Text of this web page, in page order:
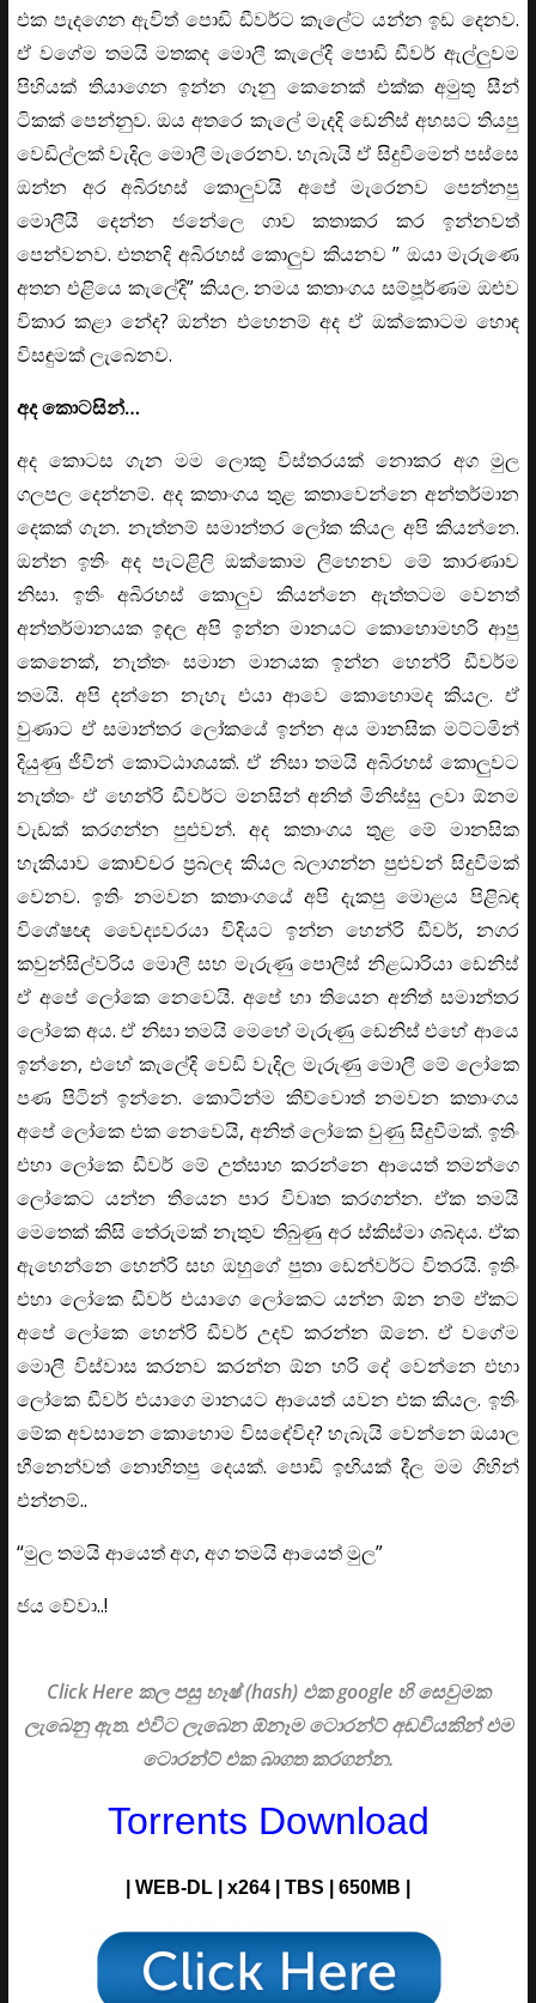
එක පැදගෙන ඇවිත් පොඩි ඩීවර්ට කැලේට යන්න ඉඩ දෙනව.
ඒ වගේම තමයි මතකද මොලී කැලේදි පොඩි ඩීවර් ඇල්ලුවම
පිහියක් තියාගෙන ඉන්න ගෑනු කෙනෙක් එක්ක අමුතු සීන්
ටිකක් පෙන්නුව. ඔය අතරෙ කැලේ මැදදි ඩෙනිස් අහසට තියපු
වෙඩිල්ලක් වැදිල මොලී මැරෙනව. හැබැයි ඒ සිදුවීමෙන් පස්සෙ
ඔන්න අර අබිරහස් කොලුවයි අපේ මැරෙනව පෙන්නපු
මොලීයි දෙන්න ජනේලෙ ගාව කතාකර කර ඉන්නවත්
පෙන්වනව. එතනදි අබිරහස් කොලුව කියනව ” ඔයා මැරුණෙ
අතන එළියෙ කැලේදි” කියල. නමය කතාංගය සම්පූර්ණම ඔළුව
විකාර කළා නේද? ඔන්න එහෙනම් අද ඒ ඔක්කොටම හොඳ
විසඳුමක් ලැබෙනව.
අද කොටසින්…
අද කොටස ගැන මම ලොකු විස්තරයක් නොකර අග මුල
ගලපල දෙන්නම්. අද කතාංගය තුළ කතාවෙන්නෙ අන්තර්මාන
දෙකක් ගැන. නැත්නම් සමාන්තර ලෝක කියල අපි කියන්නෙ.
ඔන්න ඉතිං අද පැටළිලි ඔක්කොම ලිහෙනව මේ කාරණාව
නිසා. ඉතිං අබිරහස් කොලුව කියන්නෙ ඇත්තටම වෙනත්
අන්‍තර්මානයක ඉඳල අපි ඉන්න මානයට කොහොමහරි ආපු
කෙනෙක්, නැත්තං සමාන මානයක ඉන්න හෙන්රි ඩීවර්ම
තමයි. අපි දන්නෙ නැහැ එයා ආවෙ කොහොමද කියල. ඒ
වුණාට ඒ සමාන්තර ලෝකයේ ඉන්න අය මානසික මට්ටමින්
දියුණු ජීවීන් කොට්ඨාශයක්. ඒ නිසා තමයි අබිරහස් කොලුවට
නැත්තං ඒ හෙන්රි ඩීවර්ට මනසින් අනිත් මිනිස්සු ලවා ඕනම
වැඩක් කරගන්න පුළුවන්. අද කතාංගය තුළ මේ මානසික
හැකියාව කොච්චර ප්‍රබලද කියල බලාගන්න පුළුවන් සිදුවීමක්
වෙනව. ඉතිං නමවන කතාංගයේ අපි දැකපු මොළය පිළිබඳ
විශේෂඥ වෛද්‍යවරයා විදියට ඉන්න හෙන්රි ඩීවර්, නගර
කවුන්සිල්වරිය මොලී සහ මැරුණු පොලිස් නිළධාරියා ඩෙනිස්
ඒ අපේ ලෝකෙ නෙවෙයි. අපේ හා තියෙන අනිත් සමාන්තර
ලෝකෙ අය. ඒ නිසා තමයි මෙහේ මැරුණු ඩෙනිස් එහේ ආයෙ
ඉන්නෙ, එහේ කැලේදි වෙඩි වැදිල මැරුණු මොලී මේ ලෝකෙ
පණ පිටින් ඉන්නෙ. කොටින්ම කිව්වොත් නමවන කතාංගය
අපේ ලෝකෙ එක නෙවෙයි, අනිත් ලෝකෙ වුණු සිදුවීමක්. ඉතිං
එහා ලෝකෙ ඩීවර් මේ උත්සාහ කරන්නෙ ආයෙත් තමන්ගෙ
ලෝකෙට යන්න තියෙන පාර විවෘත කරගන්න. ඒක තමයි
මෙතෙක් කිසි තේරුමක් නැතුව තිබුණු අර ස්කිස්මා ශබ්දය. ඒක
ඇහෙන්නෙ හෙන්රි සහ ඔහුගේ පුතා ඩෙන්වර්ට විතරයි. ඉතිං
එහා ලෝකෙ ඩීවර් එයාගෙ ලෝකෙට යන්න ඕන නම් ඒකට
අපේ ලෝකෙ හෙන්රි ඩීවර් උදව් කරන්න ඕනෙ. ඒ වගේම
මොලී විස්වාස කරනව කරන්න ඕන හරි දේ වෙන්නෙ එහා
ලෝකෙ ඩීවර් එයාගෙ මානයට ආයෙත් යවන එක කියල. ඉතිං
මේක අවසානෙ කොහොම විසඳේවිද? හැබැයි වෙන්නෙ ඔයාල
හීනෙන්වත් නොහිතපු දෙයක්. පොඩි ඉඟියක් දීල මම ගිහින්
එන්නම්..
“මුල තමයි ආයෙත් අග, අග තමයි ආයෙත් මුල”
ජය වේවා..!
Click Here කල පසු හෑෂ් (hash) එක google හි සෙවුමක
ලැබෙනු ඇත. එවිට ලැබෙන ඕනෑම ටොරන්ට් අඩවියකින් එම
ටොරන්ට් එක බාගත කරගන්න.
Torrents Download
| WEB-DL | x264 | TBS | 650MB |